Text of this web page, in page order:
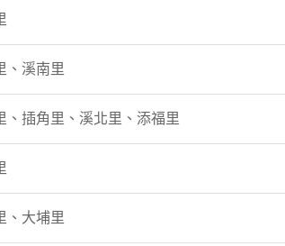
、溪南里
、插角里、溪北里、添福里
、大埔里